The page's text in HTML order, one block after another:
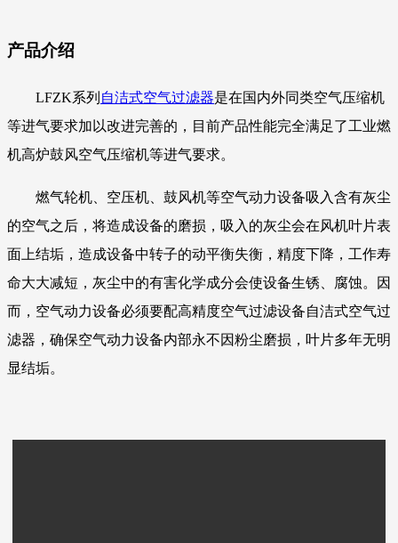
产品介绍
LFZK系列 自洁式空气过滤器是在国内外同类空气压缩机
等进气要求加以改进完善的，目前产品性能完全满足了工业燃
机高炉鼓风空气压缩机等进气要求。
燃气轮机、空压机、鼓风机等空气动力设备吸入含有灰尘
的空气之后，将造成设备的磨损，吸入的灰尘会在风机叶片表
面上结垢，造成设备中转子的动平衡失衡，精度下降，工作寿
命大大减短，灰尘中的有害化学成分会使设备生锈、腐蚀。因
而，空气动力设备必须要配高精度空气过滤设备自洁式空气过
滤器，确保空气动力设备内部永不因粉尘磨损，叶片多年无明
显结垢。